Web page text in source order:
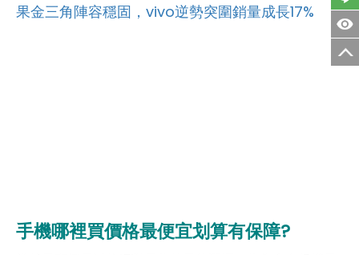
果金三角陣容穩固，vivo逆勢突圍銷量成長17%
手機哪裡買價格最便宜划算有保障?